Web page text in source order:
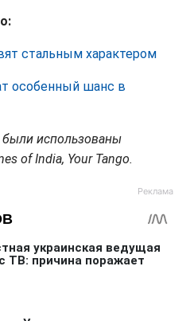
стальным характером
особенный шанс в
были использованы
of India, Your Tango.